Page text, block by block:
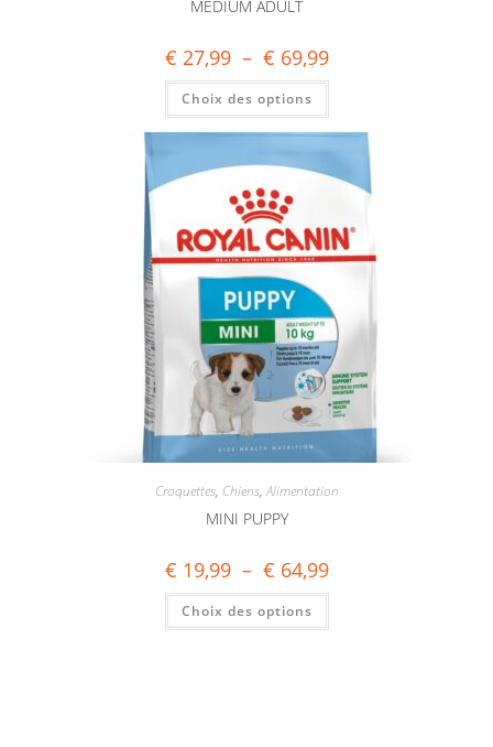
MEDIUM ADULT
€ 27,99 – € 69,99
Choix des options
Croquettes, Chiens,Alimentation
MINI PUPPY
€ 19,99 – € 64,99
Choix des options